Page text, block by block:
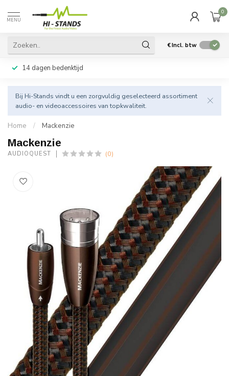
MENU
0
€Incl. btw
14 dagen bedenktijd
Bij Hi-Stands vindt u een zorgvuldig geselecteerd assortiment
audio- en videoaccessoires van topkwaliteit.
Home / Mackenzie
Mackenzie
AUDIOQUEST (0)